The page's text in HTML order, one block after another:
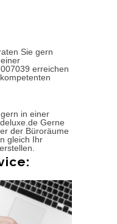
Sie gern
erreichen
in einer
Gerne
der Büroräume
gleich Ihr